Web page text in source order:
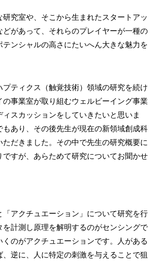
究室や、そこから生まれたスタートアッ
があって、それらのプレイヤーが一種の
ンシャルの高さにたいへん大きな魅力を
ティクス（触覚技術）領域の研究を続け
事業室が取り組むウェルビーイング事業
スカッションをしていきたいと思いま
あり、その後先生が現在の新領域創成科
だきました。その中で先生の研究概要に
すが、あらためて研究についてお聞かせ
アクチュエーション」について研究を行
計測し原理を解明するのがセンシングで
のがアクチュエーションです。人がある
逆に、人に特定の刺激を与えることで狙